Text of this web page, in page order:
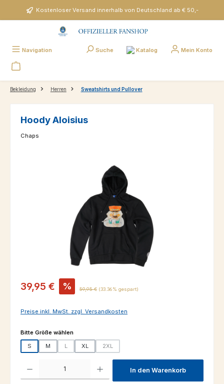
Zum Hauptinhalt springenKostenloser Versand innerhalb von Deutschland ab € 50,-
Navigation Suche Katalog Mein Konto
Bekleidung Herren Sweatshirts und Pullover
Hoody Aloisius
Chaps
Verkaufspreis:
39,95 € % Regulärer Preis:
59,95 € (33.36% gespart)
Preise inkl. MwSt. zzgl. Versandkosten
Bitte Größe wählenauswählen
S M L XL 2XL
Produkt Anzahl: Gib den gewünschten Wert ein oder benutze die
In den Warenkorb